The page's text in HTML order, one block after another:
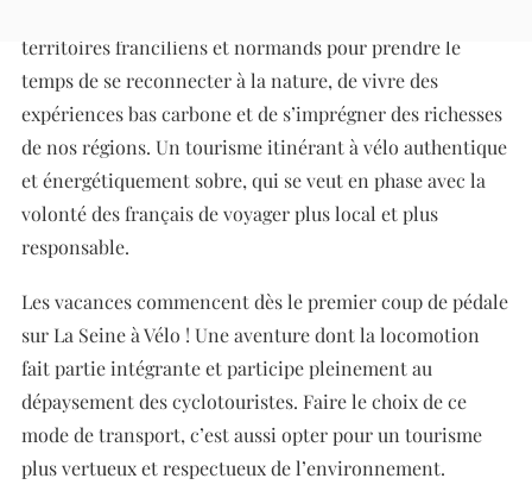
territoires franciliens et normands pour prendre le
temps de se reconnecter à la nature, de vivre des
expériences bas carbone et de s’imprégner des richesses
de nos régions. Un tourisme itinérant à vélo authentique
et énergétiquement sobre, qui se veut en phase avec la
volonté des français de voyager plus local et plus
responsable.
Les vacances commencent dès le premier coup de pédale
sur La Seine à Vélo ! Une aventure dont la locomotion
fait partie intégrante et participe pleinement au
dépaysement des cyclotouristes. Faire le choix de ce
mode de transport, c’est aussi opter pour un tourisme
plus vertueux et respectueux de l’environnement.